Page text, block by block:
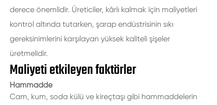
derece önemlidir. Üreticiler, kârlı kalmak için maliyetleri
kontrol altında tutarken, şarap endüstrisinin sıkı
gereksinimlerini karşılayan yüksek kaliteli şişeler
üretmelidir.
Maliyeti etkileyen faktörler
Hammadde
Cam, kum, soda külü ve kireçtaşı gibi hammaddelerin